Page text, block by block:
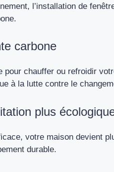
l’installation de
carbone
pour chauffer ou refroidir
à la lutte contre le
plus
votre maison devient
durable.